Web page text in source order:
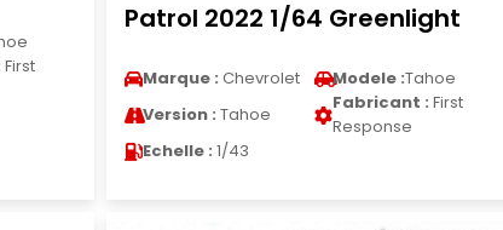
First
Patrol 2022 1/64 Greenlight
Marque : Chevrolet Modele :Tahoe
Version : Tahoe
Fabricant : First
Response
Echelle : 1/43